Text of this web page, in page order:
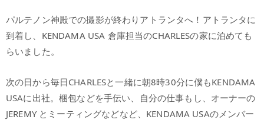
パルテノン神殿での撮影が終わりアトランタへ！アトランタに
到着し、KENDAMA USA 倉庫担当のCHARLESの家に泊めても
らいました。
次の日から毎日CHARLESと一緒に朝8時30分に僕もKENDAMA
USAに出社。梱包などを手伝い、自分の仕事もし、オーナーの
JEREMY とミーティングなどなど、KENDAMA USAのメンバー